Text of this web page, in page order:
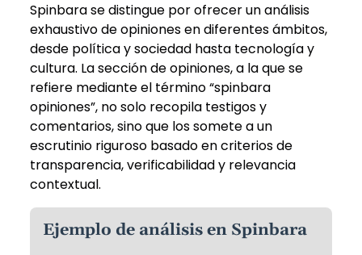
Spinbara se distingue por ofrecer un análisis
exhaustivo de opiniones en diferentes ámbitos,
desde política y sociedad hasta tecnología y
cultura. La sección de opiniones, a la que se
refiere mediante el término “spinbara
opiniones”, no solo recopila testigos y
comentarios, sino que los somete a un
escrutinio riguroso basado en criterios de
transparencia, verificabilidad y relevancia
contextual.
Ejemplo de análisis en Spinbara